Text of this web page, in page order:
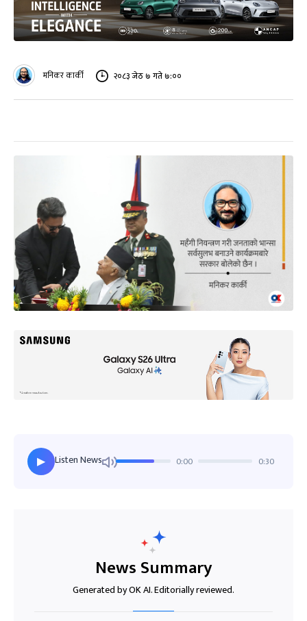
मनिकर कार्की २०८३ जेठ ७ गते ७:००
▶ Listen News 0:00 0:30
News Summary
Generated by OK AI. Editorially reviewed.